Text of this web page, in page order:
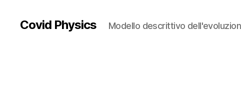
Covid Physics Modello descrittivo